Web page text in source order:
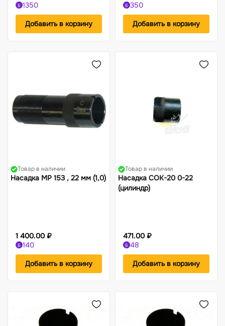
Б 1350
Добавить в корзину
Б 350
Добавить в корзину
Товар в наличии
Насадка МР 153 , 22 мм (1,0)
1 400.00 ₽
Б 140
Добавить в корзину
Товар в наличии
Насадка СОК-20 0-22
(цилиндр)
471.00 ₽
Б 48
Добавить в корзину